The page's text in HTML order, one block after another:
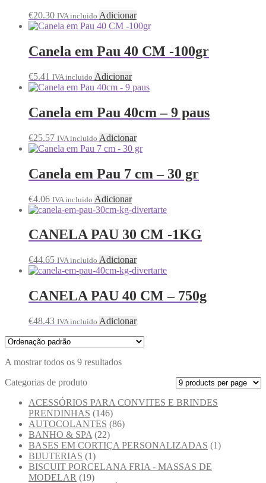
€20.30 IVA incluido Adicionar
Canela em Pau 40 CM -100gr
€5.41 IVA incluido Adicionar
Canela em Pau 40cm – 9 paus
€25.57 IVA incluido Adicionar
Canela em Pau 7 cm – 30 gr
€4.06 IVA incluido Adicionar
CANELA PAU 30 CM -1KG
€44.65 IVA incluido Adicionar
CANELA PAU 40 CM – 750g
€48.43 IVA incluido Adicionar
A mostrar todos os 9 resultados
Categorias de produto
ACESSÓRIOS PARA CONVITES E BRINDES
PRENDINHAS (146)
AUTOCOLANTES (86)
BANHO & SPA (22)
BASES EM CORTIÇA PERSONALIZADAS (1)
BIJUTERIAS (1)
BISCUIT PORCELANA FRIA - MASSAS DE
MODELAR (19)